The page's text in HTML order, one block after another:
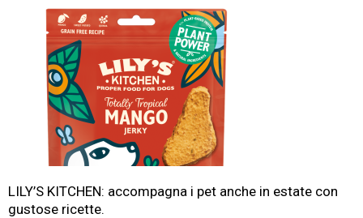
LILY’S KITCHEN: accompagna i pet anche in estate con
gustose ricette.